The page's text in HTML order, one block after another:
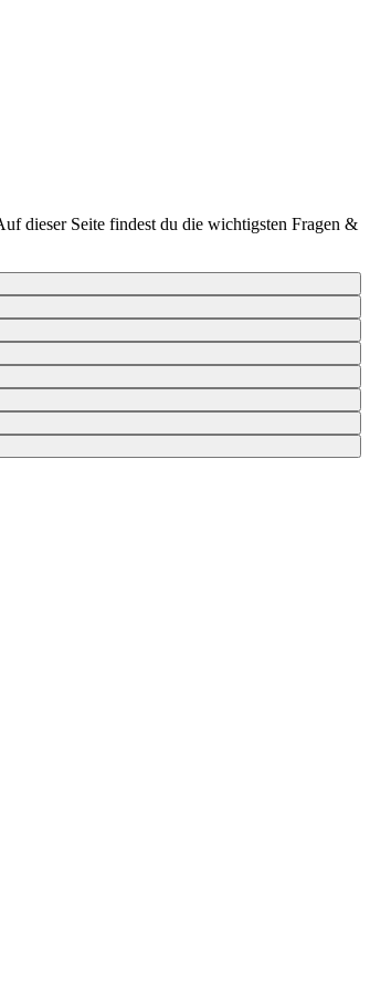
dieser Seite findest du die wichtigsten Fragen &